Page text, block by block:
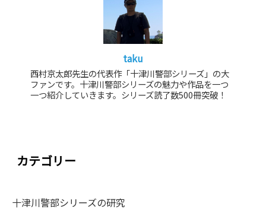
taku
西村京太郎先生の代表作「十津川警部シリーズ」の大
ファンです。十津川警部シリーズの魅力や作品を一つ
一つ紹介していきます。シリーズ読了数500冊突破！
カテゴリー
十津川警部シリーズの研究